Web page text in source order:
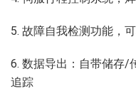
5. 故障自我检测功能，
6. 数据导出：自带储存/
追踪